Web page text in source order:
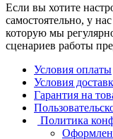
Если вы хотите
самостоятельно, у
которую мы
сценариев работы
Условия оплаты
Условия
Гарантия на
Политика